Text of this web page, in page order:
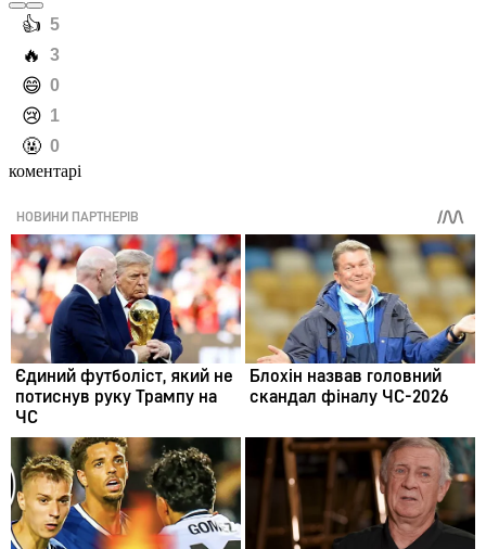
️👍 5
️🔥 3
️😄 0
️😢 1
️🤬 0
коментарі